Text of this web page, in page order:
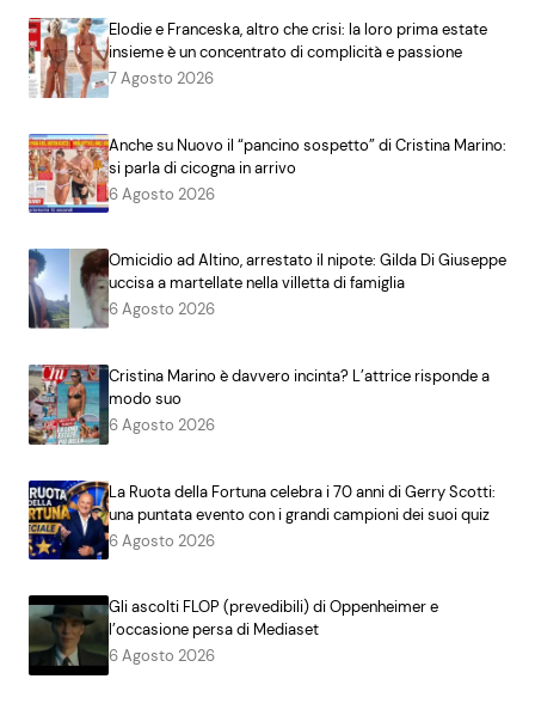
Elodie e Franceska, altro che crisi: la loro prima estate
insieme è un concentrato di complicità e passione
7 Agosto 2026
Anche su Nuovo il “pancino sospetto” di Cristina Marino:
si parla di cicogna in arrivo
6 Agosto 2026
Omicidio ad Altino, arrestato il nipote: Gilda Di Giuseppe
uccisa a martellate nella villetta di famiglia
6 Agosto 2026
Cristina Marino è davvero incinta? L’attrice risponde a
modo suo
6 Agosto 2026
La Ruota della Fortuna celebra i 70 anni di Gerry Scotti:
una puntata evento con i grandi campioni dei suoi quiz
6 Agosto 2026
Gli ascolti FLOP (prevedibili) di Oppenheimer e
l’occasione persa di Mediaset
6 Agosto 2026